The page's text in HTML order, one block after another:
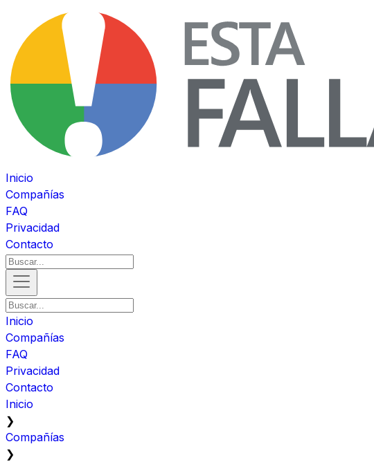
Inicio
Compañías
FAQ
Privacidad
Contacto
Inicio
Compañías
FAQ
Privacidad
Contacto
Inicio
❯
Compañías
❯